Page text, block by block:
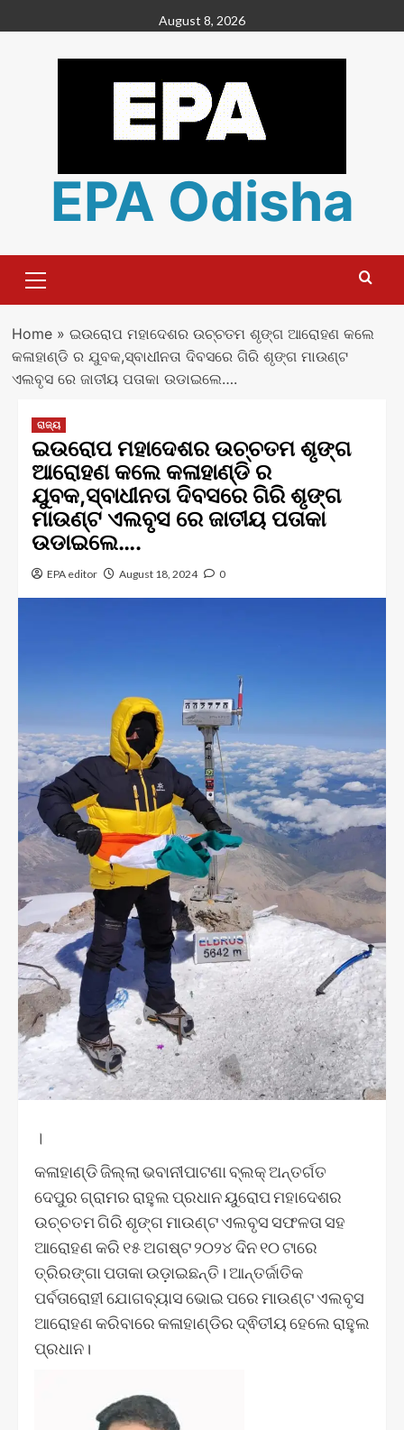
to
August 8, 2026
EPA Odisha
Menu
Home» ଇଉରୋପ ମହାଦେଶର ଉଚ୍ଚତମ ଶୃଙ୍ଗ ଆରୋହଣ କଲେ
କଳାହାଣ୍ଡି ର ଯୁବକ,ସ୍ବାଧୀନତା ଦିବସରେ ଗିରି ଶୃଙ୍ଗ ମାଉଣ୍ଟ
ଏଲବୃସ ରେ ଜାତୀୟ ପତାକା ଉଡାଇଲେ….
ରାଜ୍ୟ
ଇଉରୋପ ମହାଦେଶର ଉଚ୍ଚତମ ଶୃଙ୍ଗ
ଆରୋହଣ କଲେ କଳାହାଣ୍ଡି ର
ଯୁବକ,ସ୍ବାଧୀନତା ଦିବସରେ ଗିରି ଶୃଙ୍ଗ
ମାଉଣ୍ଟ ଏଲବୃସ ରେ ଜାତୀୟ ପତାକା
ଉଡାଇଲେ….
EPA editor August 18, 2024 0
।
କଳାହାଣ୍ଡି ଜିଲ୍ଲା ଭବାନୀପାଟଣା ବ୍ଲକ୍ ଅନ୍ତର୍ଗତ
ଦେପୁର ଗ୍ରାମର ରାହୁଲ ପ୍ରଧାନ ୟୁରୋପ ମହାଦେଶର
ଉଚ୍ଚତମ ଗିରି ଶୃଙ୍ଗ ମାଉଣ୍ଟ ଏଲବୃସ ସଫଳତା ସହ
ଆରୋହଣ କରି ୧୫ ଅଗଷ୍ଟ ୨୦୨୪ ଦିନ ୧୦ ଟାରେ
ତ୍ରିରଙ୍ଗା ପତାକା ଉଡ଼ାଇଛନ୍ତି। ଆନ୍ତର୍ଜାତିକ
ପର୍ବତାରୋହୀ ଯୋଗବ୍ୟାସ ଭୋଇ ପରେ ମାଉଣ୍ଟ ଏଲବୃସ
ଆରୋହଣ କରିବାରେ କଳାହାଣ୍ଡିର ଦ୍ଵିତୀୟ ହେଲେ ରାହୁଲ
ପ୍ରଧାନ।